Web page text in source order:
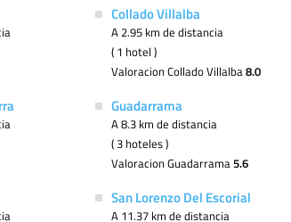
Collado Villalba
A 2.95 km de distancia
( 1 hotel )
Valoracion Collado Villalba8.0
Guadarrama
A 8.3 km de distancia
( 3 hoteles )
Valoracion Guadarrama5.6
San Lorenzo Del Escorial
A 11.37 km de distancia